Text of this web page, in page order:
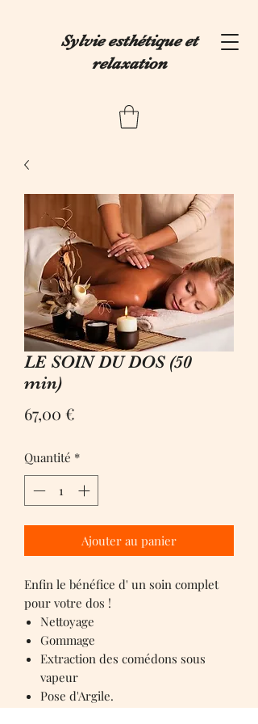
Sylvie esthétique et
relaxation
LE SOIN DU DOS (50
min)
67,00 €
Quantité *
Ajouter au panier
Enfin le bénéfice d' un soin complet
pour votre dos !
Nettoyage
Gommage
Extraction des comédons sous
vapeur
Pose d'Argile.